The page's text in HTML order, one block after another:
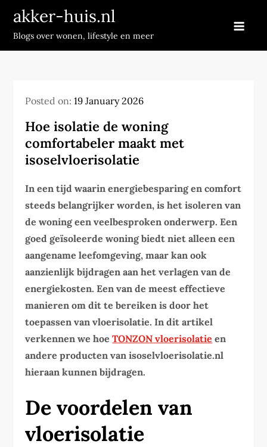
content
akker-huis.nl
Blogs over wonen, lifestyle en meer
Posted on:19 January 2026
Hoe isolatie de woning
comfortabeler maakt met
isoselvloerisolatie
In een tijd waarin energiebesparing en comfort
steeds belangrijker worden, is het isoleren van
de woning een veelbesproken onderwerp. Een
goed geïsoleerde woning biedt niet alleen een
aangename leefomgeving, maar kan ook
aanzienlijk bijdragen aan het verlagen van de
energiekosten. Een van de meest effectieve
manieren om dit te bereiken is door het
toepassen van vloerisolatie. In dit artikel
verkennen we hoeTONZON vloerisolatie en
andere producten van isoselvloerisolatie.nl
hieraan kunnen bijdragen.
De voordelen van
vloerisolatie